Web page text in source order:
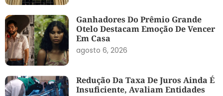
Ganhadores Do Prêmio Grande
Otelo Destacam Emoção De Vencer
Em Casa
agosto 6, 2026
Redução Da Taxa De Juros Ainda É
Insuficiente, Avaliam Entidades